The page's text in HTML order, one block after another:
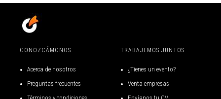
CONOZCÁMONOS
Acerca de nosotros
Preguntas frecuentes
TRABAJEMOS JUNTOS
¿Tienes un evento?
Venta empresas